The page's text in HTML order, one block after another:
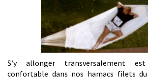
S’y allonger transversalement
confortable dans nos hamacs filets